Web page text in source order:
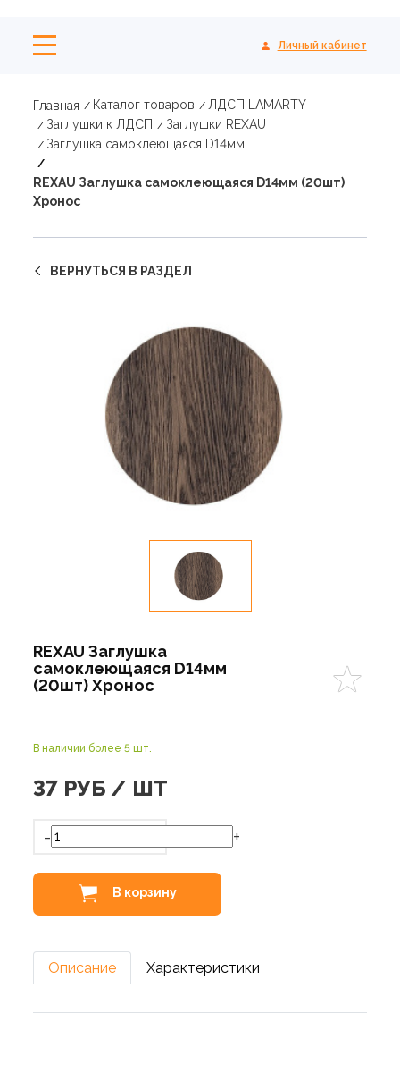
Личный кабинет
Главная Каталог товаров
ЛДСП LAMARTY
Заглушки к ЛДСП
Заглушки REXAU
Заглушка самоклеющаяся D14мм
REXAU Заглушка самоклеющаяся D14мм (20шт)
Хронос
ВЕРНУТЬСЯ В РАЗДЕЛ
REXAU Заглушка
самоклеющаяся D14мм
(20шт) Хронос
В наличии более 5 шт.
37 РУБ / ШТ
- +
В корзину
Описание Характеристики